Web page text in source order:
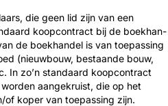
die geen lid zijn van een
koopcontract bij de boekhan­
de boekhandel is van toepassing
(nieuwbouw, bestaande bouw,
In zo’n standaard koopcontract
aangekruist, die op het
of koper van toepassing zijn.